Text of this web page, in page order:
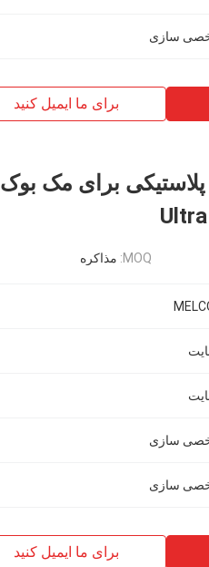
سازی
برای ما ایمیل کنید
برای مک بوک
MOQ: مذاکره
سازی
سازی
برای ما ایمیل کنید